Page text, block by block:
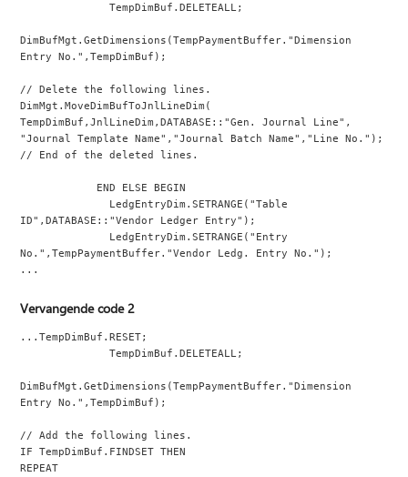
              TempDimBuf.DELETEALL;
DimBufMgt.GetDimensions(TempPaymentBuffer."Dimension
Entry No.",TempDimBuf);
// Delete the following lines.
DimMgt.MoveDimBufToJnlLineDim(
TempDimBuf,JnlLineDim,DATABASE::"Gen. Journal Line",
"Journal Template Name","Journal Batch Name","Line No.");
// End of the deleted lines.
            END ELSE BEGIN
ID",DATABASE::"Vendor Ledger Entry");
No.",TempPaymentBuffer."Vendor Ledg. Entry No.");
...
Vervangende code 2
...TempDimBuf.RESET;
              TempDimBuf.DELETEALL;
DimBufMgt.GetDimensions(TempPaymentBuffer."Dimension
Entry No.",TempDimBuf);
// Add the following lines.
IF TempDimBuf.FINDSET THEN
REPEAT